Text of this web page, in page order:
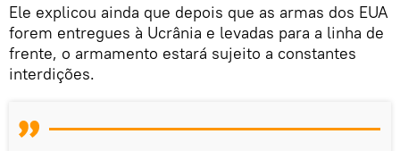
Ele explicou ainda que depois que as armas dos EUA
forem entregues à Ucrânia e levadas para a linha de
frente, o armamento estará sujeito a constantes
interdições.